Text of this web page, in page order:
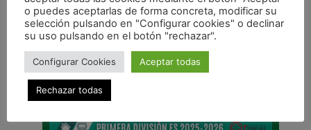
ANTERIOR
Viernes con partido de liga en Pamplona: Magna Xota – Umacón Zaragoza
CALENDARIO DE LIGA
o puedes aceptarlas de forma concreta, modificar su
selección pulsando en "Configurar cookies" o declinar
su uso pulsando en el botón "rechazar".
Configurar Cookies Aceptar todas
Rechazar todas